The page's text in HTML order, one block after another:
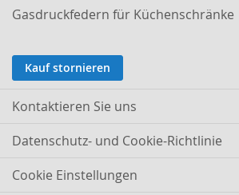
Gasdruckfedern für Küchenschränke
Kauf stornieren
Kontaktieren Sie uns
Datenschutz- und Cookie-Richtlinie
Cookie Einstellungen